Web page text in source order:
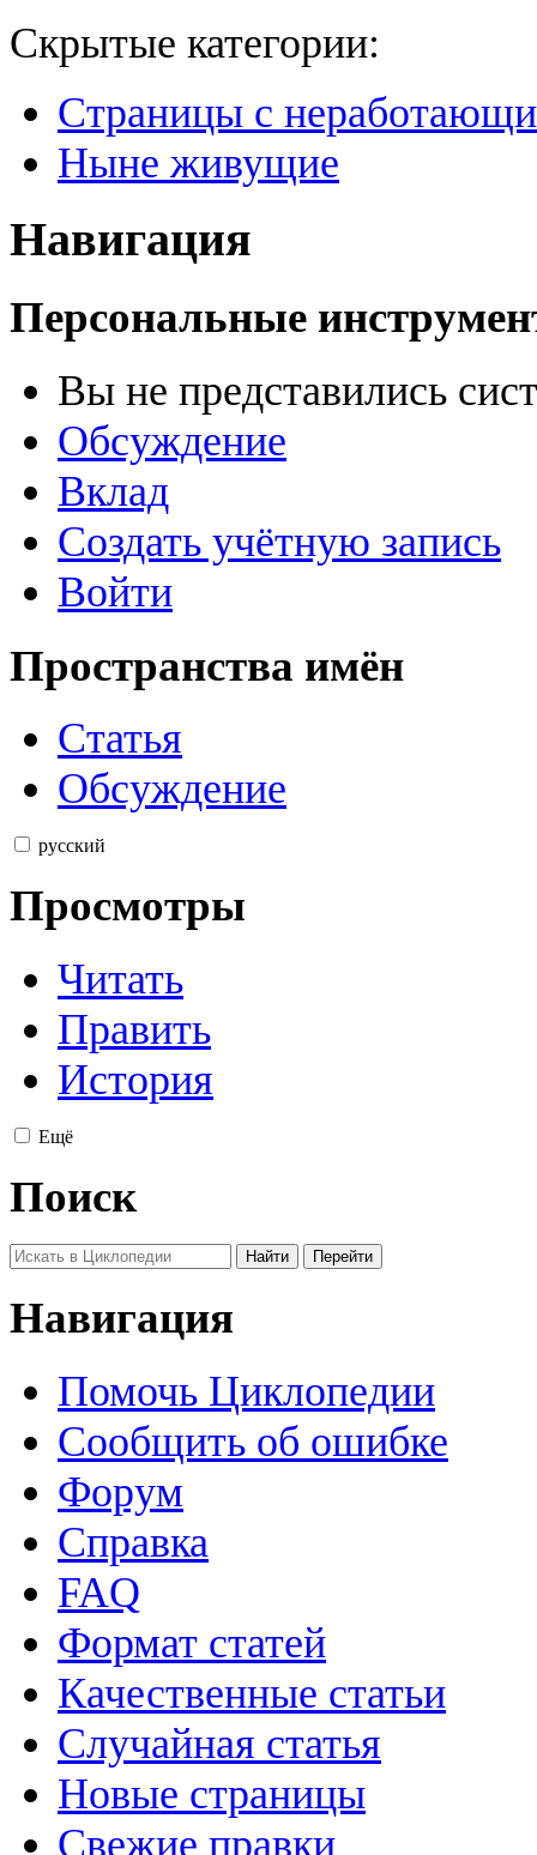
Скрытые категории:
Страницы с
Ныне живущие
Навигация
Персональные
Вы не представились
Обсуждение
Вклад
Создать учётную запись
Войти
Пространства имён
Статья
Обсуждение
русский
Просмотры
Читать
Править
История
Ещё
Поиск
Навигация
Помочь Циклопедии
Сообщить об ошибке
Форум
Справка
FAQ
Формат статей
Качественные статьи
Случайная статья
Новые страницы
Свежие правки